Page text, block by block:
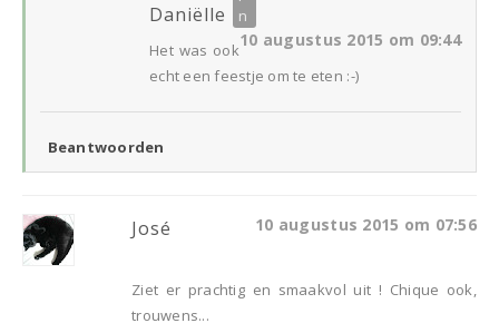
Daniëlle
10 augustus 2015 om 09:44
Het was ook
echt een feestje om te eten :-)
Beantwoorden
José 10 augustus 2015 om 07:56
Ziet er prachtig en smaakvol uit ! Chique ook,
trouwens...